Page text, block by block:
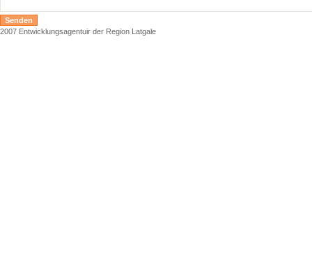
2007 Entwicklungsagentuir der Region Latgale